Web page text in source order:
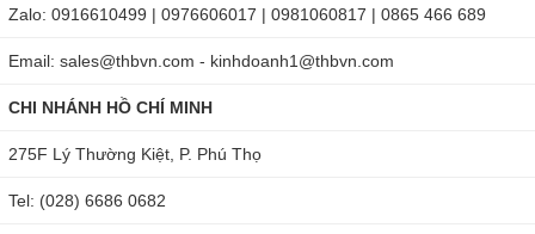
Zalo: 0916610499 | 0976606017 | 0981060817 | 0865 466 689
Email: sales@thbvn.com - kinhdoanh1@thbvn.com
CHI NHÁNH HỒ CHÍ MINH
275F Lý Thường Kiệt, P. Phú Thọ
Tel: (028) 6686 0682